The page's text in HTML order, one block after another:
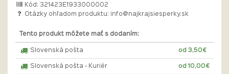
Kód: 321423E1933000002
Otázky ohľadom produktu:
info@najkrajsiesperky.sk
Tento produkt môžete mať s dodaním:
Slovenská pošta od 3,50€
Slovenská pošta - Kuriér od 10,00€